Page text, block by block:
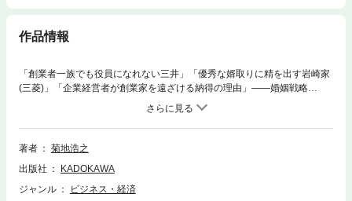
作品情報
「創業者一族でも役員になれない三井」「優秀な婿取りに精を出す岩崎家
(三菱)」「企業経営者が創業家を遠ざける納得の理由」――婚姻戦略
と“家”同士の相克を通して10大財閥の誕生と勢力拡大の過程が見えてく
る。家系図から浮かび上がる日本の近代財閥史。【目次】はじめに第一
章 貴族化する三井家 第一節 江戸時代以来の富商 第二節 三井総領
家の婚姻戦略 第三節 総領家以外の婚姻の概観 第四節 戦後の三井家
第二節 弥太郎の子どもたち 第三節 弥之助の子どもたち 第四節 戦
後の岩崎家第三章 名門公家が婿入りした住友家 第一節 住友家の先
著者
菊地浩之
出版社
KADOKAWA
ジャンル
ビジネス・経済